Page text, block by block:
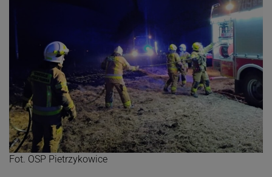
Fot. OSP Pietrzykowice